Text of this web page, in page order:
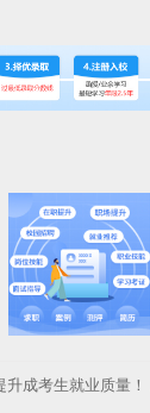
成考生就业质量！